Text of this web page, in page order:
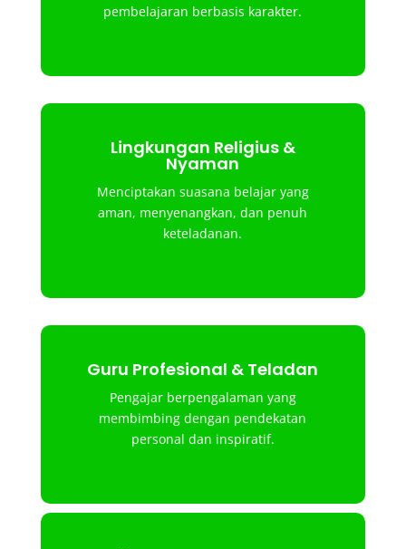
pembelajaran berbasis karakter.
Lingkungan Religius &
Nyaman
Menciptakan suasana belajar yang
aman, menyenangkan, dan penuh
keteladanan.
Guru Profesional & Teladan
Pengajar berpengalaman yang
membimbing dengan pendekatan
personal dan inspiratif.